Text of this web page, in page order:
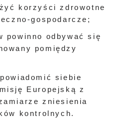
korzyści zdrowotne
gospodarcze;
powinno odbywać się
pomiędzy
siebie
Europejską z
zniesienia
kontrolnych.